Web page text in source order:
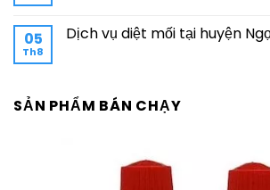
05
Th8
Dịch vụ diệt mối tại huyện
SẢN PHẨM BÁN CHẠY